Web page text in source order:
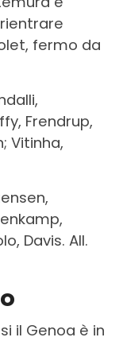
fermo da
Frendrup,
Vitinha,
Davis. All.
il Genoa è in